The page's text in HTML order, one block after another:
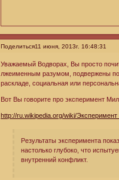
Поделиться11 июня, 2013г. 16:48:31
Уважаемый Водворах, Вы просто
лжеименным разумом, подвержены
раскладе, социальная или
Вот Вы говорите про эксперимент
http://ru.wikipedia.org/wiki/
Результаты эксперимента
настолько глубоко, что
внутренний конфликт.